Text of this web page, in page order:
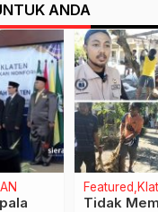
ANDA
Featured
Tidak